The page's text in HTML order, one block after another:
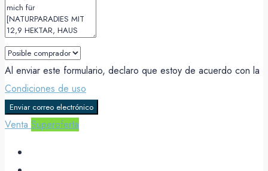
Al enviar este formulario, declaro que estoy de acuerdo con la
Condiciones de uso
Enviar correo electrónico
Venta Superoferta